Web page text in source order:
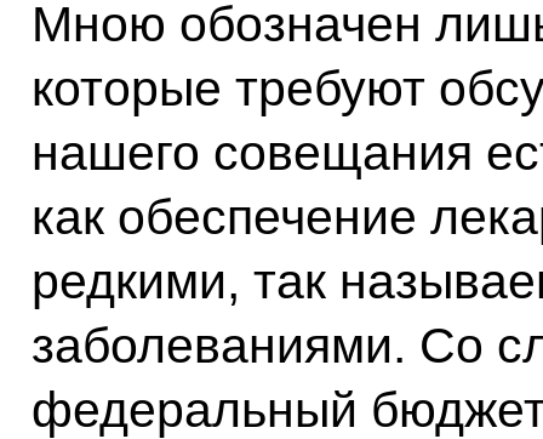
Мною обозначен
которые требуют
нашего совещания
как обеспечение
редкими, так
заболеваниями. Со
федеральный